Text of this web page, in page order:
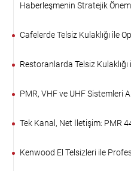
Haberleşmenin Stratejik
Cafelerde Telsiz Kulaklığı ile
Restoranlarda Telsiz
PMR, VHF ve UHF Sistemleri
Tek Kanal, Net İletişim: PMR
Kenwood El Telsizleri ile